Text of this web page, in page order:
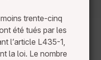
trente-cinq
été tués par les
l’article L435-1,
la loi. Le nombre